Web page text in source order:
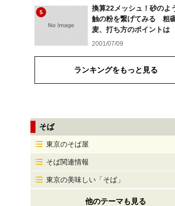
5
換算22メッシュ！砂のよ
触の粉を繋げてみる 粗
麦、打ち方のポイントは
2001/07/09
ランキングをもっと見る
そば
東京のそば屋
そば関連情報
東京の美味しい「そば」
他のテーマも見る